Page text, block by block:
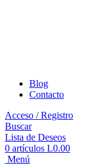
Blog
Contacto
Acceso / Registro
Buscar
Lista de Deseos
0 artículos L0.00
Menú